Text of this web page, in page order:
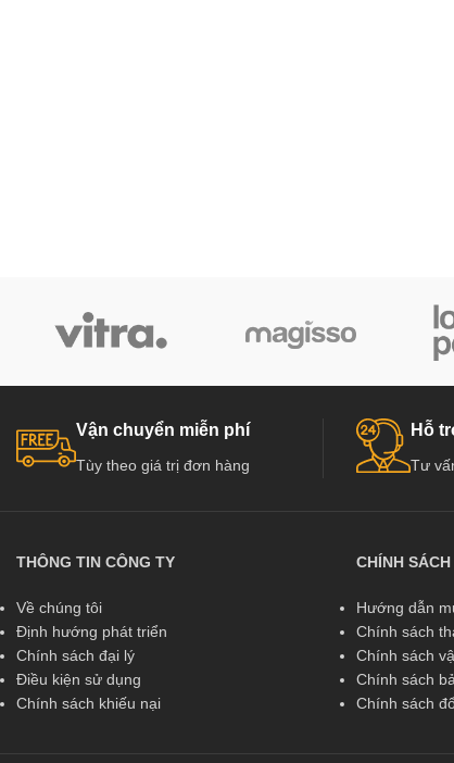
Vận chuyển miễn phí
Tùy theo giá trị đơn hàng
Hỗ
Tư
THÔNG TIN CÔNG TY
Về chúng tôi
Định hướng phát triển
Chính sách đại lý
Điều kiện sử dụng
Chính sách khiếu nại
CHÍNH
Hướng dẫn
Chính sách
Chính sách
Chính sách
Chính sách